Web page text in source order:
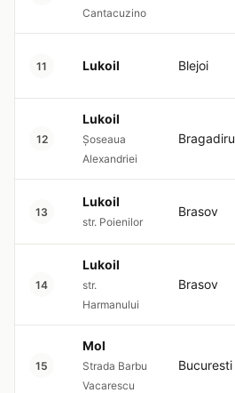
Cantacuzino
11 Lukoil Blejoi
12
Lukoil
Șoseaua
Alexandriei
Bragadiru
13
Lukoil
str. Poienilor
Brasov
14
Lukoil
str.
Harmanului
Brasov
15
Mol
Strada Barbu
Vacarescu
Bucuresti